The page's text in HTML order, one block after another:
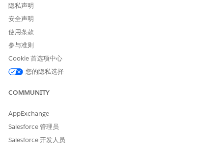
可操作列表成员：评估候选人
对于批量操作，您可以从研究候选列表或客户列表页面启动候选
评估。如果您想评估单个记录，您可以从研究候选人的详细信息
或客户的详细信息页面进行评估。您也可以从可操作列表成员列
从应用程序启动程序中，查找并选择
在研究候选项列表视图页面中，单击
单击候选人评估流程屏幕中的
从应用程序启动程序中，查找并选择
在临床卓越性控制台中，打开
要查看候选人评估结果，请单击
隐私声明
安全声明
使用条款
参与准则
Cookie 首选项中心
您的隐私选择
COMMUNITY
AppExchange
Salesforce 管理员
Salesforce 开发人员